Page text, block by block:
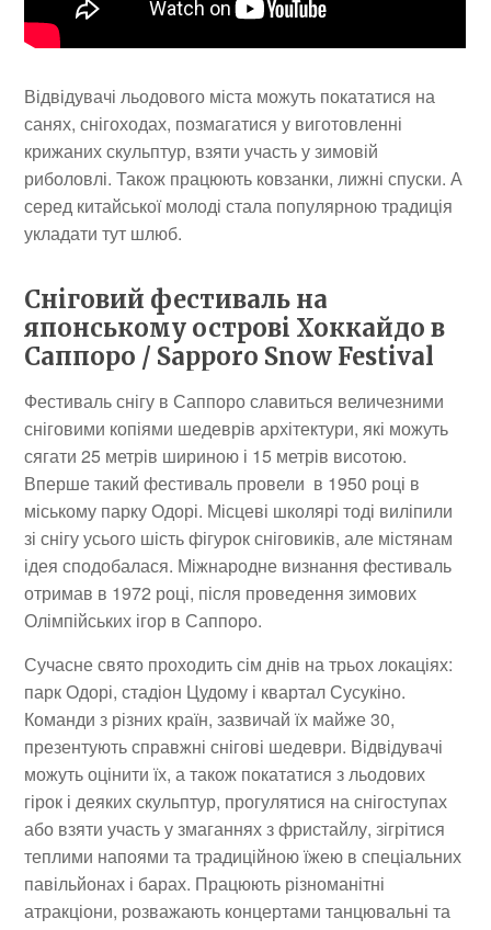
Відвідувачі льодового міста можуть покататися на
санях, снігоходах, позмагатися у виготовленні
крижаних скульптур, взяти участь у зимовій
риболовлі. Також працюють ковзанки, лижні спуски. А
серед китайської молоді стала популярною традиція
укладати тут шлюб.
Сніговий фестиваль на
японському острові Хоккайдо в
Саппоро / Sapporo Snow Festival
Фестиваль снігу в Саппоро славиться величезними
сніговими копіями шедеврів архітектури, які можуть
сягати 25 метрів шириною і 15 метрів висотою.
Вперше такий фестиваль провели в 1950 році в
міському парку Одорі. Місцеві школярі тоді виліпили
зі снігу усього шість фігурок сніговиків, але містянам
ідея сподобалася. Міжнародне визнання фестиваль
отримав в 1972 році, після проведення зимових
Олімпійських ігор в Саппоро.
Сучасне свято проходить сім днів на трьох локаціях:
парк Одорі, стадіон Цудому і квартал Сусукіно.
Команди з різних країн, зазвичай їх майже 30,
презентують справжні снігові шедеври. Відвідувачі
можуть оцінити їх, а також покататися з льодових
гірок і деяких скульптур, прогулятися на снігоступах
або взяти участь у змаганнях з фристайлу, зігрітися
теплими напоями та традиційною їжею в спеціальних
павільйонах і барах. Працюють різноманітні
атракціони, розважають концертами танцювальні та